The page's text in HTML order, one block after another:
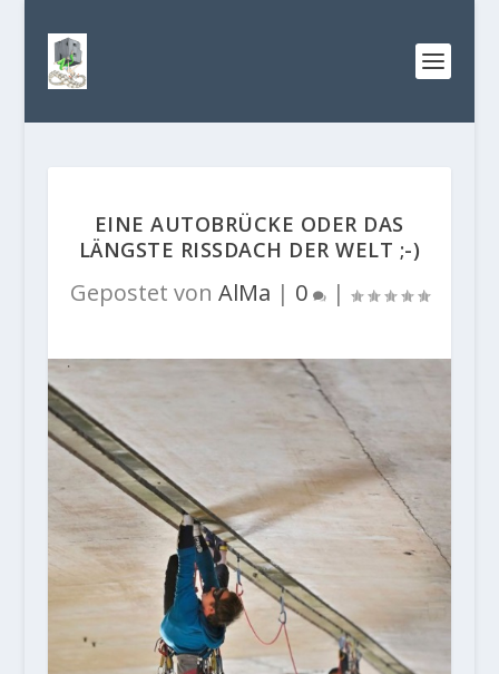
EINE AUTOBRÜCKE ODER DAS
LÄNGSTE RISSDACH DER WELT ;-)
Gepostet von AlMa | 0 |